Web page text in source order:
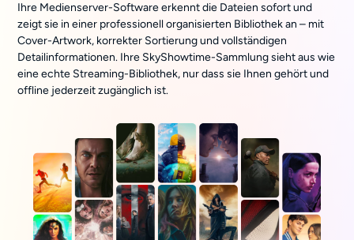
Ihre Medienserver-Software erkennt die Dateien sofort und
zeigt sie in einer professionell organisierten Bibliothek an – mit
Cover-Artwork, korrekter Sortierung und vollständigen
Detailinformationen. Ihre SkyShowtime-Sammlung sieht aus wie
eine echte Streaming-Bibliothek, nur dass sie Ihnen gehört und
offline jederzeit zugänglich ist.